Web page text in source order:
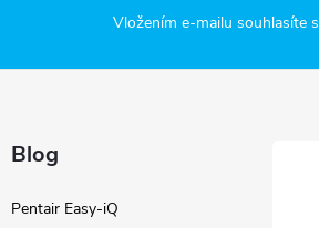
Vložením e-mailu souhlasíte s
Blog
Pentair Easy-iQ